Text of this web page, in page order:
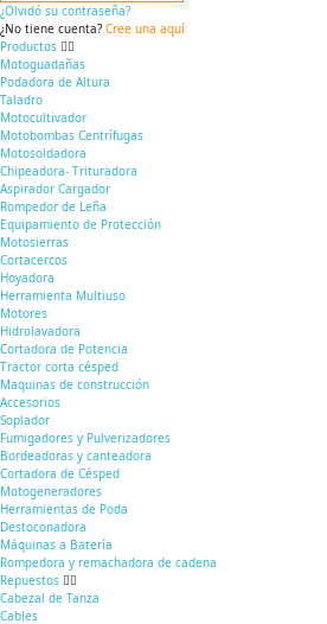
¿Olvidó su contraseña?
¿No tiene cuenta? Cree una aquí
Productos
Motoguadañas
Podadora de Altura
Taladro
Motocultivador
Motobombas Centrífugas
Motosoldadora
Chipeadora- Trituradora
Aspirador Cargador
Rompedor de Leña
Equipamiento de Protección
Motosierras
Cortacercos
Hoyadora
Herramienta Multiuso
Motores
Hidrolavadora
Cortadora de Potencia
Tractor corta césped
Maquinas de construcción
Accesorios
Soplador
Fumigadores y Pulverizadores
Bordeadoras y canteadora
Cortadora de Césped
Motogeneradores
Herramientas de Poda
Destoconadora
Máquinas a Batería
Rompedora y remachadora de cadena
Repuestos
Cabezal de Tanza
Cables